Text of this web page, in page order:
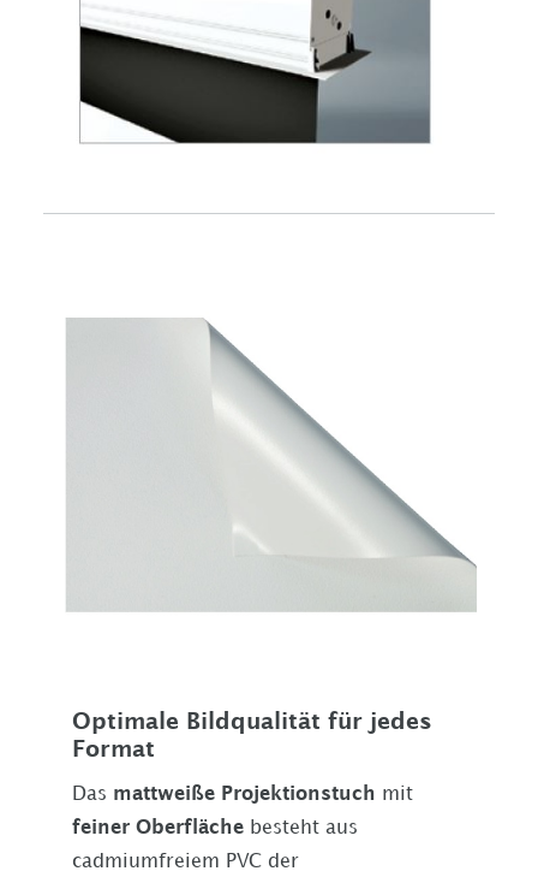
Optimale Bildqualität für jedes
Format
Das mattweiße Projektionstuch mit
feiner Oberfläche besteht aus
cadmiumfreiem PVC der